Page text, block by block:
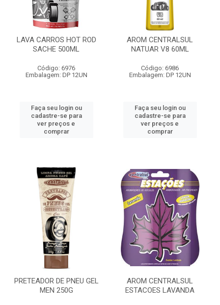
LAVA CARROS HOT ROD
SACHE 500ML
Código: 6976
Embalagem: DP 12UN
Faça seu login ou
cadastre-se para
ver preços e
comprar
AROM CENTRALSUL
NATUAR V8 60ML
Código: 6986
Embalagem: DP 12UN
Faça seu login ou
cadastre-se para
ver preços e
comprar
PRETEADOR DE PNEU GEL
MEN 250G
AROM CENTRALSUL
ESTACOES LAVANDA